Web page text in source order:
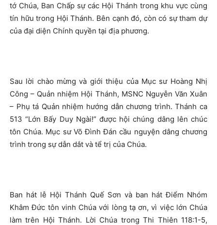
tớ Chúa, Ban Chấp sự các Hội Thánh trong khu vực cùng
tín hữu trong Hội Thánh. Bên cạnh đó, còn có sự tham dự
của đại diện Chính quyền tại địa phương.
Sau lời chào mừng và giới thiệu của Mục sư Hoàng Nhị
Công – Quản nhiệm Hội Thánh, MSNC Nguyễn Văn Xuân
– Phụ tá Quản nhiệm hướng dẫn chương trình. Thánh ca
513 “Lớn Bấy Duy Ngài!” được hội chúng dâng lên chúc
tôn Chúa. Mục sư Võ Đình Đán cầu nguyện dâng chương
trình trong sự dẫn dắt và tể trị của Chúa.
Ban hát lễ Hội Thánh Quế Sơn và ban hát Điểm Nhóm
Khâm Đức tôn vinh Chúa với lòng tạ ơn, vì việc lớn Chúa
làm trên Hội Thánh. Lời Chúa trong Thi Thiên 118:1-5,